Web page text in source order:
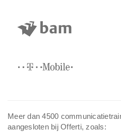
Meer dan 4500
aangesloten bij Offerti, zoals: